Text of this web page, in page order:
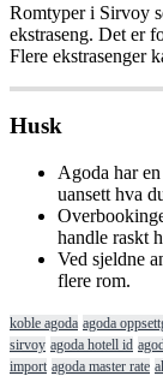
Romtyper i Sirvoy
ekstraseng. Det er
Flere ekstrasenger
Husk
Agoda har en
uansett hva
handle raskt
Ved sjeldne
flere rom.
koble agoda agoda
sirvoy agoda hotell id
import agoda master rate